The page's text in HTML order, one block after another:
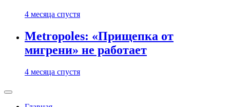
4 месяца спустя
Metropoles: «Прищепка от
мигрени» не работает
4 месяца спустя